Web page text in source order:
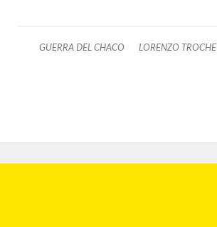
GUERRA DEL CHACO LORENZO TROCHE